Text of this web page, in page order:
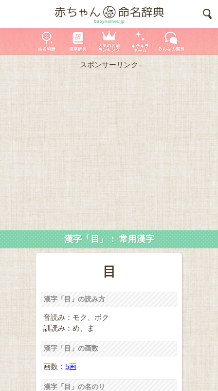
スポンサーリンク
漢字「目」： 常用漢字
目
漢字「目」の読み方
音読み：モク、ボク
訓読み：め、ま
漢字「目」の画数
画数： 5画
漢字「目」の名のり